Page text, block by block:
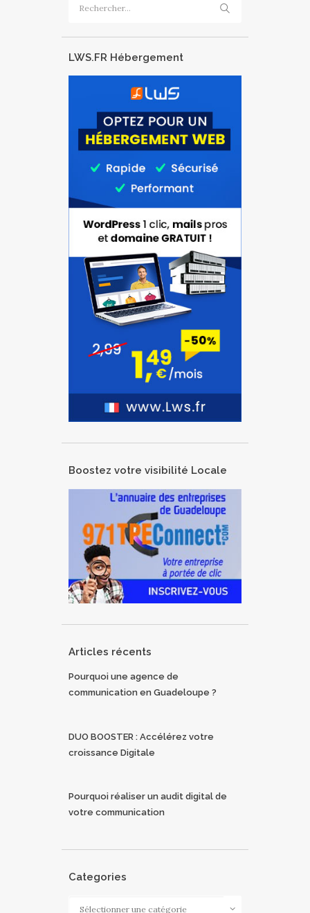
LWS.FR Hébergement
Boostez votre visibilité Locale
Articles récents
Pourquoi une agence de
communication en Guadeloupe ?
DUO BOOSTER : Accélérez votre
croissance Digitale
Pourquoi réaliser un audit digital de
votre communication
Categories